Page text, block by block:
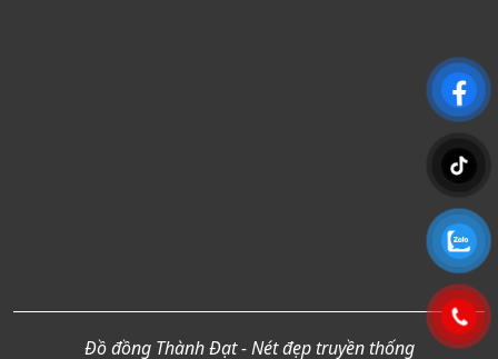
Đồ đồng Thành Đạt - Nét đẹp truyền thống